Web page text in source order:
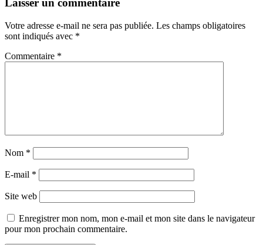
Laisser un commentaire
Votre adresse e-mail ne sera pas publiée. Les champs obligatoires
sont indiqués avec *
Commentaire *
Nom *
E-mail *
Site web
Enregistrer mon nom, mon e-mail et mon site dans le navigateur
pour mon prochain commentaire.